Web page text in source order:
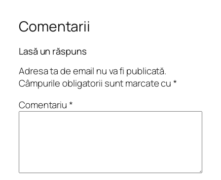
Comentarii
Lasă un răspuns
Adresa ta de email nu va fi publicată.
Câmpurile obligatorii sunt marcate cu*
Comentariu*